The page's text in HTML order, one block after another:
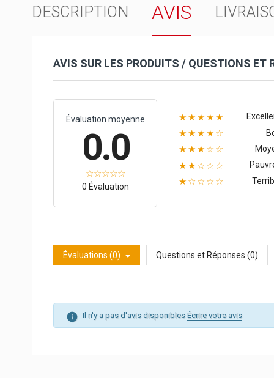
DESCRIPTION AVIS
AVIS SUR LES PRODUITS / QUESTIONS ET
Évaluation moyenne
0.0
0 Évaluation
★★★★★
★★★★☆
★★★☆☆
★★☆☆☆
★☆☆☆☆
Évaluations (0) Questions et Réponses (0)
Il n'y a pas d'avis disponibles Écrire votre avis